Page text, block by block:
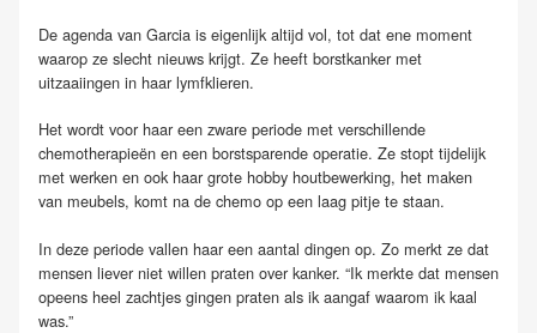
De agenda van Garcia is eigenlijk altijd vol, tot dat ene moment
waarop ze slecht nieuws krijgt. Ze heeft borstkanker met
uitzaaiingen in haar lymfklieren.
Het wordt voor haar een zware periode met verschillende
chemotherapieën en een borstsparende operatie. Ze stopt tijdelijk
met werken en ook haar grote hobby houtbewerking, het maken
van meubels, komt na de chemo op een laag pitje te staan.
In deze periode vallen haar een aantal dingen op. Zo merkt ze dat
mensen liever niet willen praten over kanker. “Ik merkte dat mensen
opeens heel zachtjes gingen praten als ik aangaf waarom ik kaal
was.”